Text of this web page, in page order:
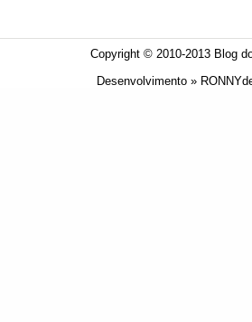
Copyright © 2010-2013 Blog
Desenvolvimento »